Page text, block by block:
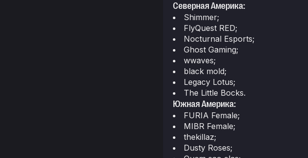
Северная Америка:
Shimmer;
FlyQuest RED;
Nocturnal Esports;
Ghost Gaming;
wwaves;
black mold;
Legacy Lotus;
The Little Bocks.
Южная Америка:
FURIA Female;
MIBR Female;
thekillaz;
Dusty Roses;